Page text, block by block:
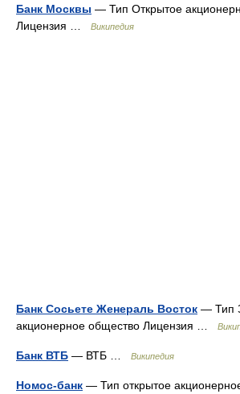
Банк Москвы — Тип Открытое
Лицензия …
Википедия
Банк Сосьете Женераль Восток — Тип
акционерное общество Лицензия …
Банк ВТБ — ВТБ … Википедия
Номос-банк — Тип открытое